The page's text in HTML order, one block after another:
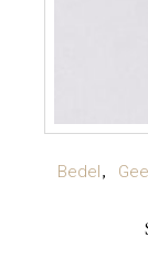
Bedel